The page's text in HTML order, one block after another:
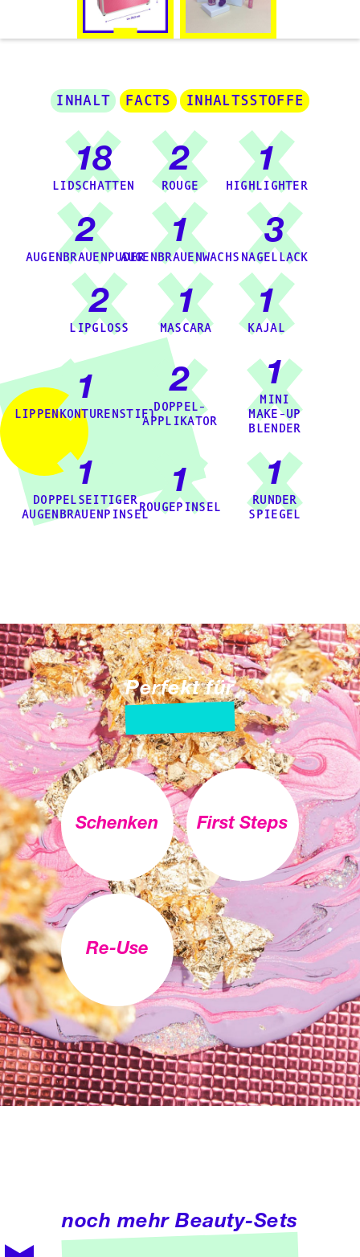
INHALT FACTS INHALTSSTOFFE
18
LIDSCHATTEN
2
ROUGE
1
HIGHLIGHTER
2
AUGENBRAUENPUDER
1
AUGENBRAUENWACHS
3
NAGELLACK
2
LIPGLOSS
1
MASCARA
1
KAJAL
1
LIPPENKONTURENSTIFT
2
DOPPEL-
APPLIKATOR
1
MINI
MAKE-UP
BLENDER
1
DOPPELSEITIGER
AUGENBRAUENPINSEL
1
ROUGEPINSEL
1
RUNDER
SPIEGEL
Perfekt für
Schenken
Re-Use
First Steps
noch mehr Beauty-Sets